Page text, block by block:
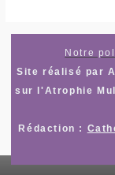
Notre
Site réalisé par
sur l'Atrophie
Rédaction :